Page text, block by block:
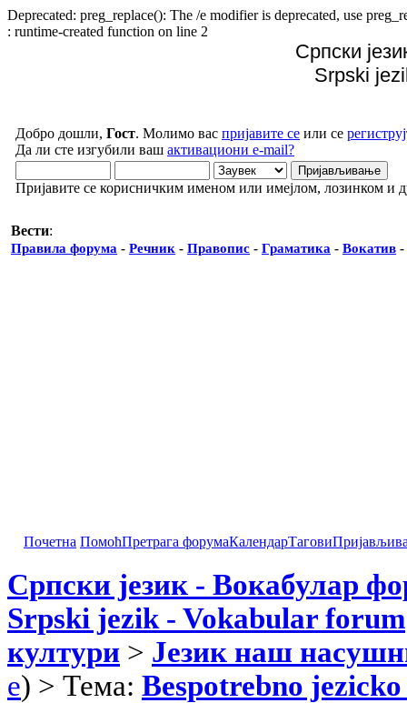
Deprecated: preg_replace(): The /e modifier is deprecated, use
: runtime-created function on line 2
Српски
Srpski
Добро дошли, Гост. Молимо вас пријавите се или се
Да ли сте изгубили ваш активациони e-mail?
Пријавите се корисничким именом или имејлом, лозинком и
Вести:
Правила форума - Речник - Правопис - Граматика - Вокатив -
Почетна ПомоћПретрага форумаКалендарТагови
Српски језик - Вокабулар
Srpski jezik - Vokabular forum
култури > Језик наш
e) > Тема: Bespotrebno